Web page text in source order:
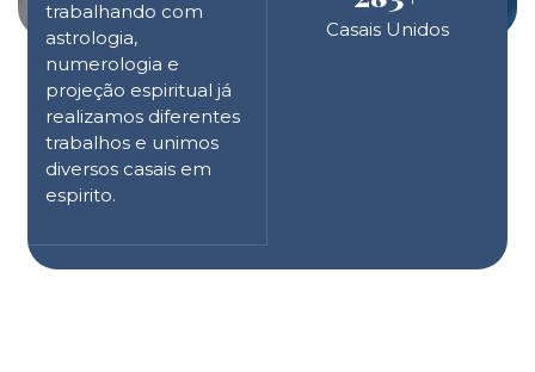
trabalhando com
astrologia,
numerologia e
projeção espiritual já
realizamos diferentes
trabalhos e unimos
diversos casais em
espirito.
Casais Unidos